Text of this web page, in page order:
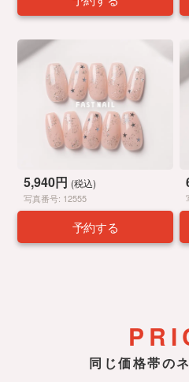
5,940円 (税込)
写真番号: 12555
予約する
同じ価格帯の